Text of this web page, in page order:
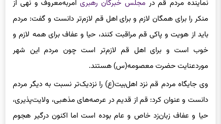
نماینده مردم قم درمجلس خبرگان رهبریامربه‌معروف و نهی از
منکر را برای همگان لازم و برای اهل قم لازم‌تر دانست و گفت: مردم
باید از هویت و پاکی قم مراقبت کنند، حیا و عفاف برای همه لازم و
خوب است و برای اهل قم لازم‌تر است چون مردم این شهر
موردعنایت حضرت معصومه(س) هستند.
وی جایگاه مردم قم نزد اهل‌بیت(ع) را نزدیک‌تر نسبت به دیگر مردم
دانست و عنوان کرد: قم از قدیم در عرصه‌های مذهبی، ولایت‌پذیری،